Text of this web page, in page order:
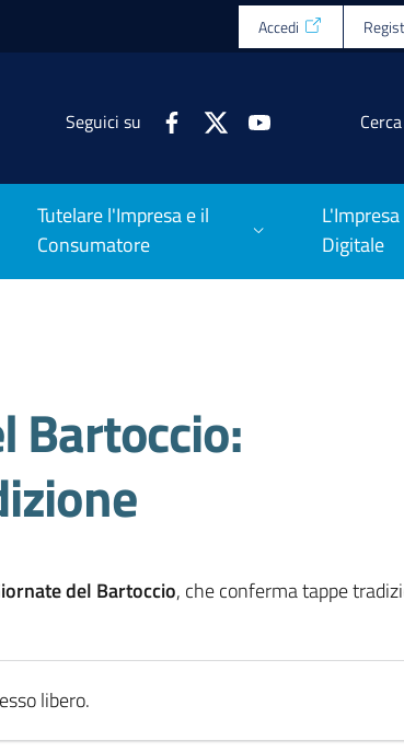
Accedi
Seguici su Cerca
Tutelare l'Impresa e il
Consumatore
L'Impresa
Digitale
Bartoccio:
del Bartoccio, che conferma tappe
libero.